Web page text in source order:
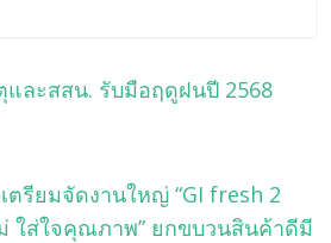
ละสสน. รับมือฤดูฝนปี 2568
ตรียมจัดงานใหญ่ “GI fresh 2
ใส่ใจคุณภาพ” ยกขบวนสินค้าดีมี